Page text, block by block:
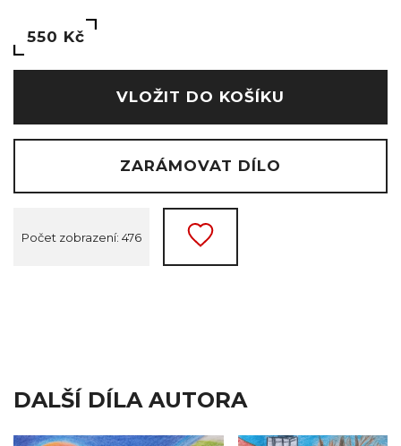
550 Kč
VLOŽIT DO KOŠÍKU
ZARÁMOVAT DÍLO
Počet zobrazení: 476
DALŠÍ DÍLA AUTORA